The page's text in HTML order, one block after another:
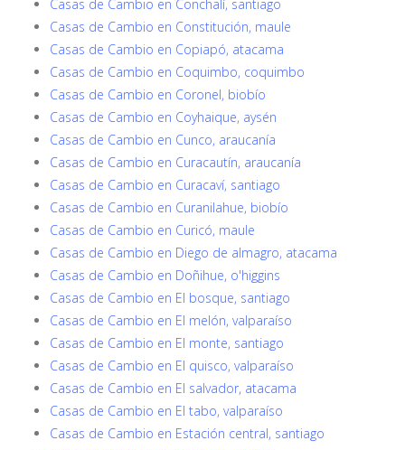
Casas de Cambio en Conchalí, santiago
Casas de Cambio en Constitución, maule
Casas de Cambio en Copiapó, atacama
Casas de Cambio en Coquimbo, coquimbo
Casas de Cambio en Coronel, biobío
Casas de Cambio en Coyhaique, aysén
Casas de Cambio en Cunco, araucanía
Casas de Cambio en Curacautín, araucanía
Casas de Cambio en Curacaví, santiago
Casas de Cambio en Curanilahue, biobío
Casas de Cambio en Curicó, maule
Casas de Cambio en Diego de almagro, atacama
Casas de Cambio en Doñihue, o'higgins
Casas de Cambio en El bosque, santiago
Casas de Cambio en El melón, valparaíso
Casas de Cambio en El monte, santiago
Casas de Cambio en El quisco, valparaíso
Casas de Cambio en El salvador, atacama
Casas de Cambio en El tabo, valparaíso
Casas de Cambio en Estación central, santiago